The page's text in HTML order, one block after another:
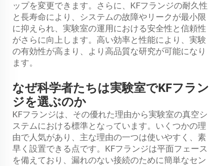
ップを変更できます。さらに、KFフランジの耐久性
と長寿命により、システムの故障やリークが最小限
に抑えられ、実験室の運用における安全性と信頼性
がさらに向上します。高い効率と性能により、実験
の有効性が高まり、より高品質な研究が可能になり
ます。
なぜ科学者たちは実験室でKFフラン
ジを選ぶのか
KFフランジは、その優れた理由から実験室の真空シ
ステムにおける標準となっています。いくつかの理
由で人気があり、主な理由の一つは使いやすく、素
早く設置できる点です。KFフランジは平面フェース
を備えており、漏れのない接続のために簡単なセン